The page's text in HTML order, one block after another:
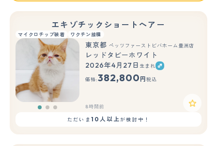
エキゾチックショートヘアー
マイクロチップ装着 ワクチン接種
もっと見る
東京都 ペッツファーストビバホーム豊洲店
レッドタビーホワイト
2026年4月27日 生まれ
価格:382,800 円 税込
8時間前
ただいま 10人以上が検討中！